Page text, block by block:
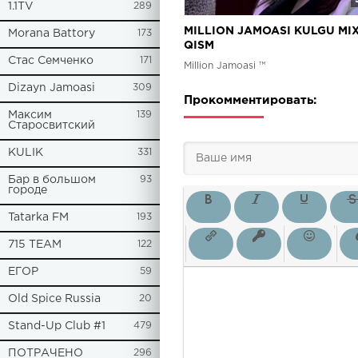
1.1TV 289
Morana Battory 173
Стас Семченко 171
Dizayn Jamoasi 309
Максим
Старосвитский
139
KULIK 331
Бар в большом
городе
93
Tatarka FM 193
715 TEAM 122
ЕГОР 59
Old Spice Russia 20
Stand-Up Club #1 479
ПОТРАЧЕНО 296
MILLION JAMOASI KULGU
QISM
Million Jamoasi ™
Прокомментировать: